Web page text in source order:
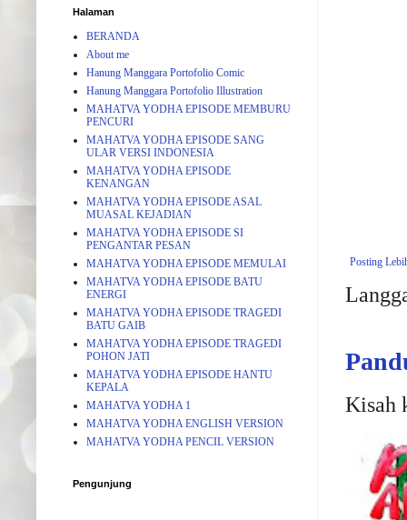
Posting
Kisah
Halaman
BERANDA
About me
Hanung Manggara Portofolio Comic
Hanung Manggara Portofolio Illustration
MAHATVA YODHA EPISODE MEMBURU
PENCURI
MAHATVA YODHA EPISODE SANG
ULAR VERSI INDONESIA
MAHATVA YODHA EPISODE
KENANGAN
MAHATVA YODHA EPISODE ASAL
MUASAL KEJADIAN
MAHATVA YODHA EPISODE SI
PENGANTAR PESAN
MAHATVA YODHA EPISODE MEMULAI
MAHATVA YODHA EPISODE BATU
ENERGI
MAHATVA YODHA EPISODE TRAGEDI
BATU GAIB
MAHATVA YODHA EPISODE TRAGEDI
POHON JATI
MAHATVA YODHA EPISODE HANTU
KEPALA
MAHATVA YODHA 1
MAHATVA YODHA ENGLISH VERSION
MAHATVA YODHA PENCIL VERSION
Pengunjung